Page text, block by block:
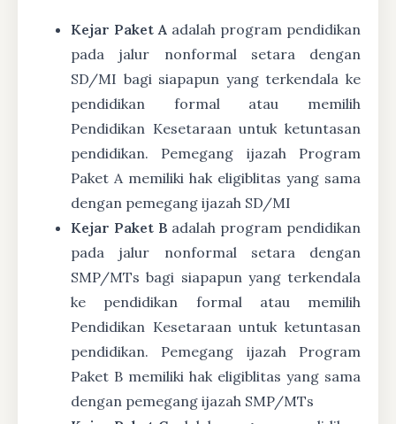
Kejar Paket A adalah program pendidikan
pada jalur nonformal setara dengan
SD/MI bagi siapapun yang terkendala ke
pendidikan formal atau memilih
Pendidikan Kesetaraan untuk ketuntasan
pendidikan. Pemegang ijazah Program
Paket A memiliki hak eligiblitas yang sama
dengan pemegang ijazah SD/MI
Kejar Paket B adalah program pendidikan
pada jalur nonformal setara dengan
SMP/MTs bagi siapapun yang terkendala
ke pendidikan formal atau memilih
Pendidikan Kesetaraan untuk ketuntasan
pendidikan. Pemegang ijazah Program
Paket B memiliki hak eligiblitas yang sama
dengan pemegang ijazah SMP/MTs